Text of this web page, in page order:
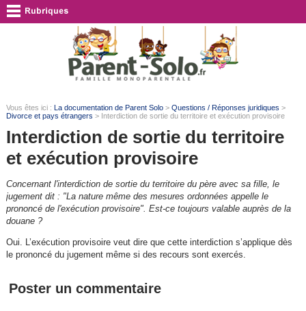
Vous êtes ici : La documentation de Parent Solo> Questions / Réponses juridiques >
Divorce et pays étrangers > Interdiction de sortie du territoire et exécution provisoire
Interdiction de sortie du territoire
et exécution provisoire
Concernant l'interdiction de sortie du territoire du père avec sa fille, le
jugement dit : "La nature même des mesures ordonnées appelle le
prononcé de l'exécution provisoire". Est-ce toujours valable auprès de la
douane ?
Oui. L’exécution provisoire veut dire que cette interdiction s’applique dès
le prononcé du jugement même si des recours sont exercés.
Poster un commentaire